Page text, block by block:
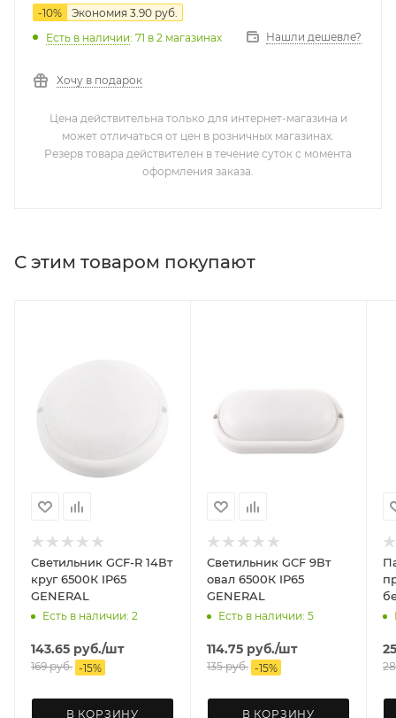
-10% Экономия 3.90 руб.
Есть в наличии: 71 в 2 магазинах Нашли дешевле?
Хочу в подарок
Цена действительна только для интернет-магазина и
может отличаться от цен в розничных магазинах.
Резерв товара действителен в течение суток с момента
оформления заказа.
С этим товаром покупают
Светильник GCF-R 14Вт
круг 6500К IP65
GENERAL
Есть в наличии: 2
143.65 руб./шт
169руб. -15%
В КОРЗИНУ
Светильник GCF 9Вт
овал 6500К IP65
GENERAL
Есть в наличии: 5
114.75 руб./шт
135руб. -15%
В КОРЗИНУ
28